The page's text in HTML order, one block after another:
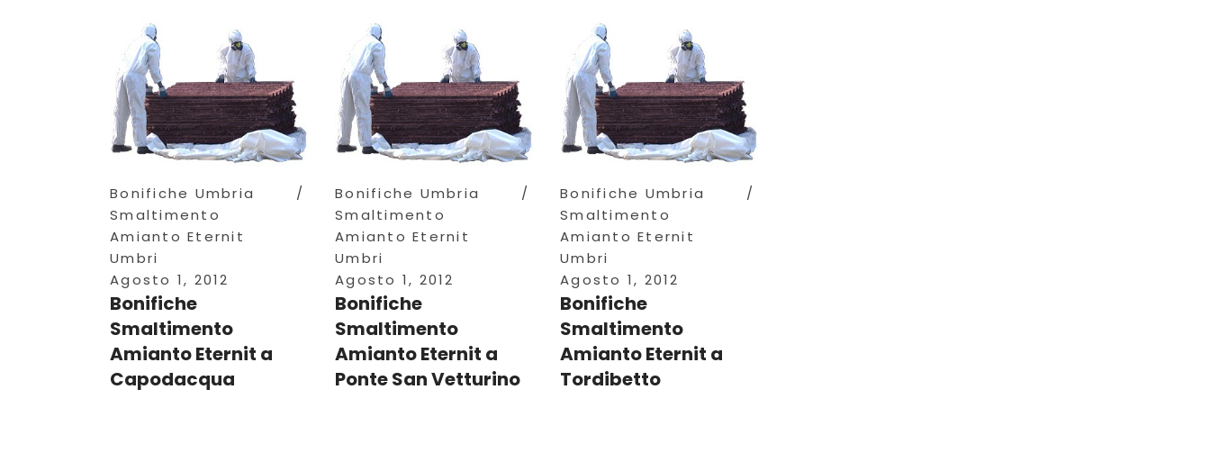
Bonifiche Umbria
Smaltimento
Amianto Eternit
Umbri
Agosto 1, 2012
Bonifiche
Smaltimento
Amianto Eternit a
Capodacqua
Bonifiche Umbria
Smaltimento
Amianto Eternit
Umbri
Agosto 1, 2012
Bonifiche
Smaltimento
Amianto Eternit a
Ponte San Vetturino
Bonifiche Umbria
Smaltimento
Amianto Eternit
Umbri
Agosto 1, 2012
Bonifiche
Smaltimento
Amianto Eternit a
Tordibetto